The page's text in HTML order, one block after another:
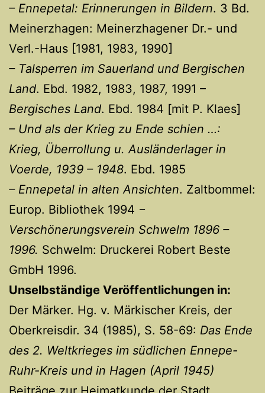
– Ennepetal: Erinnerungen in Bildern. 3 Bd.
Meinerzhagen: Meinerzhagener Dr.- und
Verl.-Haus [1981, 1983, 1990]
– Talsperren im Sauerland und Bergischen
Land. Ebd. 1982, 1983, 1987, 1991 –
Bergisches Land. Ebd. 1984 [mit P. Klaes]
– Und als der Krieg zu Ende schien …:
Krieg, Überrollung u. Ausländerlager in
Voerde, 1939 – 1948. Ebd. 1985
– Ennepetal in alten Ansichten. Zaltbommel:
Europ. Bibliothek 1994 −
Verschönerungsverein Schwelm 1896 –
1996. Schwelm: Druckerei Robert Beste
GmbH 1996.
Unselbständige Veröffentlichungen in:
Der Märker. Hg. v. Märkischer Kreis, der
Oberkreisdir. 34 (1985), S. 58-69: Das Ende
des 2. Weltkrieges im südlichen Ennepe-
Ruhr-Kreis und in Hagen (April 1945)